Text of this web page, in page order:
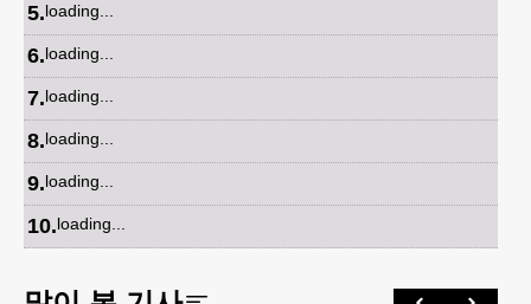
5.loading...
6.loading...
7.loading...
8.loading...
9.loading...
10.loading...